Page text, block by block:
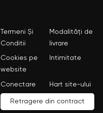
Termeni Și
Conditii
Modalități de
livrare
Cookies pe
website
Intimitate
Conectare Hart site-ului
Retragere din contract